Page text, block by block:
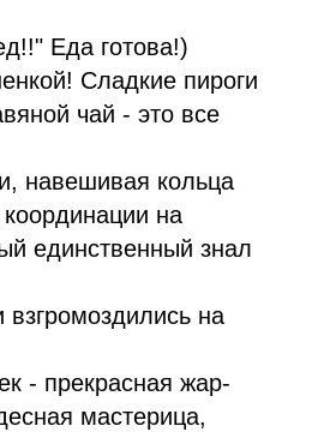
Еда готова!)
Сладкие пироги
чай - это все
навешивая кольца
на
единственный знал
на
- прекрасная жар-
мастерица,